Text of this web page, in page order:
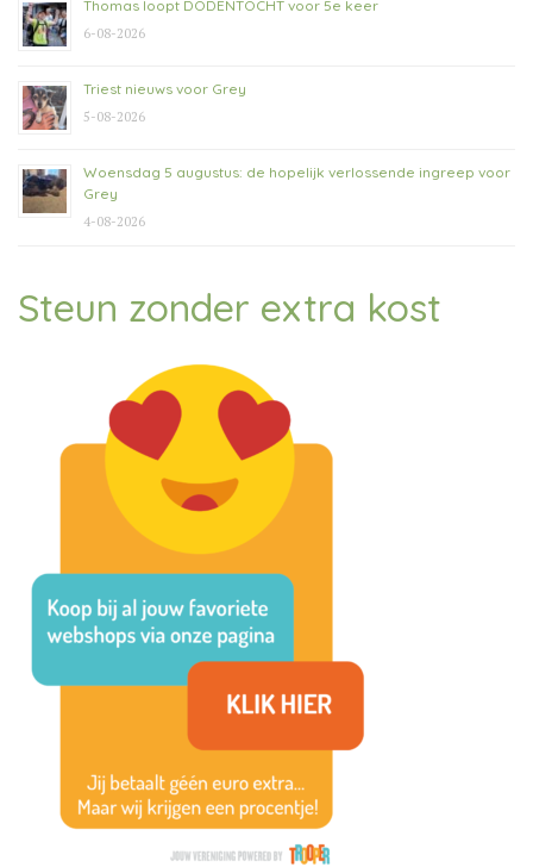
Thomas loopt DODENTOCHT voor 5e keer
6-08-2026
Triest nieuws voor Grey
5-08-2026
Woensdag 5 augustus: de hopelijk verlossende ingreep voor
Grey
4-08-2026
Steun zonder extra kost